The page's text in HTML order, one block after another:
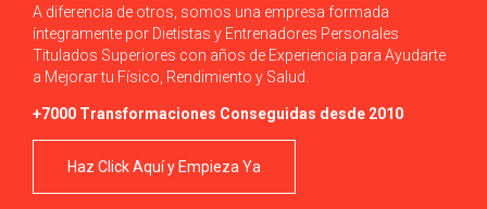
A diferencia de otros, somos una empresa formada
íntegramente por Dietistas y Entrenadores Personales
Titulados Superiores con años de Experiencia para Ayudarte
a Mejorar tu Físico, Rendimiento y Salud.
+7000 Transformaciones Conseguidas desde 2010
Haz Click Aquí y Empieza Ya